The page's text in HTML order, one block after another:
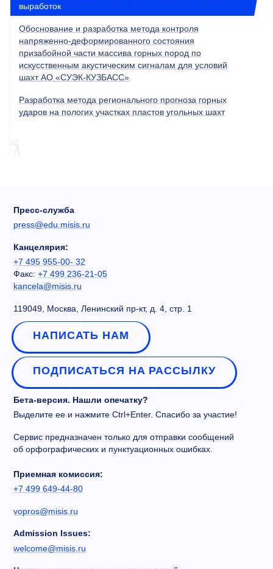
выработок
Обоснование и разработка метода контроля
напряженно-деформированного состояния
призабойной части массива горных пород по
искусственным акустическим сигналам для условий
шахт АО «СУЭК-КУЗБАСС»
Разработка метода регионального прогноза горных
ударов на пологих участках пластов угольных шахт
Пресс-служба
press@edu.misis.ru
Канцелярия:
+7 495 955-00- 32
Факс: +7 499 236-21-05
kancela@misis.ru
119049, Москва, Ленинский пр-кт, д. 4, стр. 1
НАПИСАТЬ НАМ
ПОДПИСАТЬСЯ НА РАССЫЛКУ
Бета-версия. Нашли опечатку?
Выделите ее и нажмите Ctrl+Enter. Спасибо за участие!
Сервис предназначен только для отправки сообщений
об орфографических и пунктуационных ошибках.
Приемная комиссия:
+7 499 649-44-80
vopros@misis.ru
Admission Issues:
welcome@misis.ru